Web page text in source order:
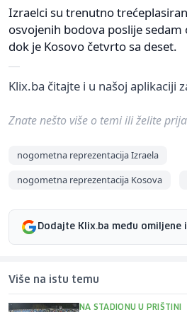
Izraelci su trenutno
osvojenih bodova poslije
dok je Kosovo četvrto sa deset.
Klix.ba čitajte i u našoj aplikaciji
Znate nešto više o temi ili želite
nogometna reprezentacija Izraela
nogometna reprezentacija Kosova
Dodajte Klix.ba među omiljene
Više na istu temu
NA STADIONU U PRIŠTINI